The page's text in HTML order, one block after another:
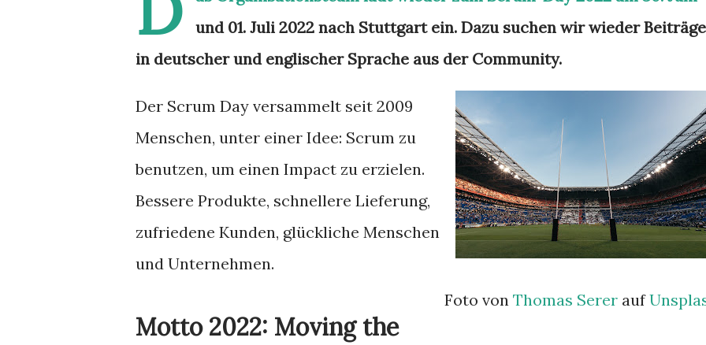
und 01. Juli 2022 nach Stuttgart ein. Dazu suchen wir wieder Beiträge
in deutscher und englischer Sprache aus der Community.
Foto von Thomas Serer auf
Der Scrum Day versammelt seit 2009
Menschen, unter einer Idee: Scrum zu
benutzen, um einen Impact zu erzielen.
Bessere Produkte, schnellere Lieferung,
zufriedene Kunden, glückliche Menschen
und Unternehmen.
Motto 2022: Moving the